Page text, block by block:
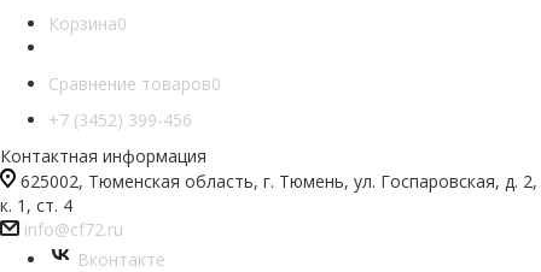
Корзина0
Сравнение товаров0
+7 (3452) 399-456
Контактная информация
625002, Тюменская область, г. Тюмень, ул. Госпаровская, д. 2,
к. 1, ст. 4
info@cf72.ru
Вконтакте